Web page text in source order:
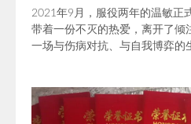
2021年9月，服役两年的温敏正
带着一份不灭的热爱，离开了倾
一场与伤病对抗、与自我博弈的